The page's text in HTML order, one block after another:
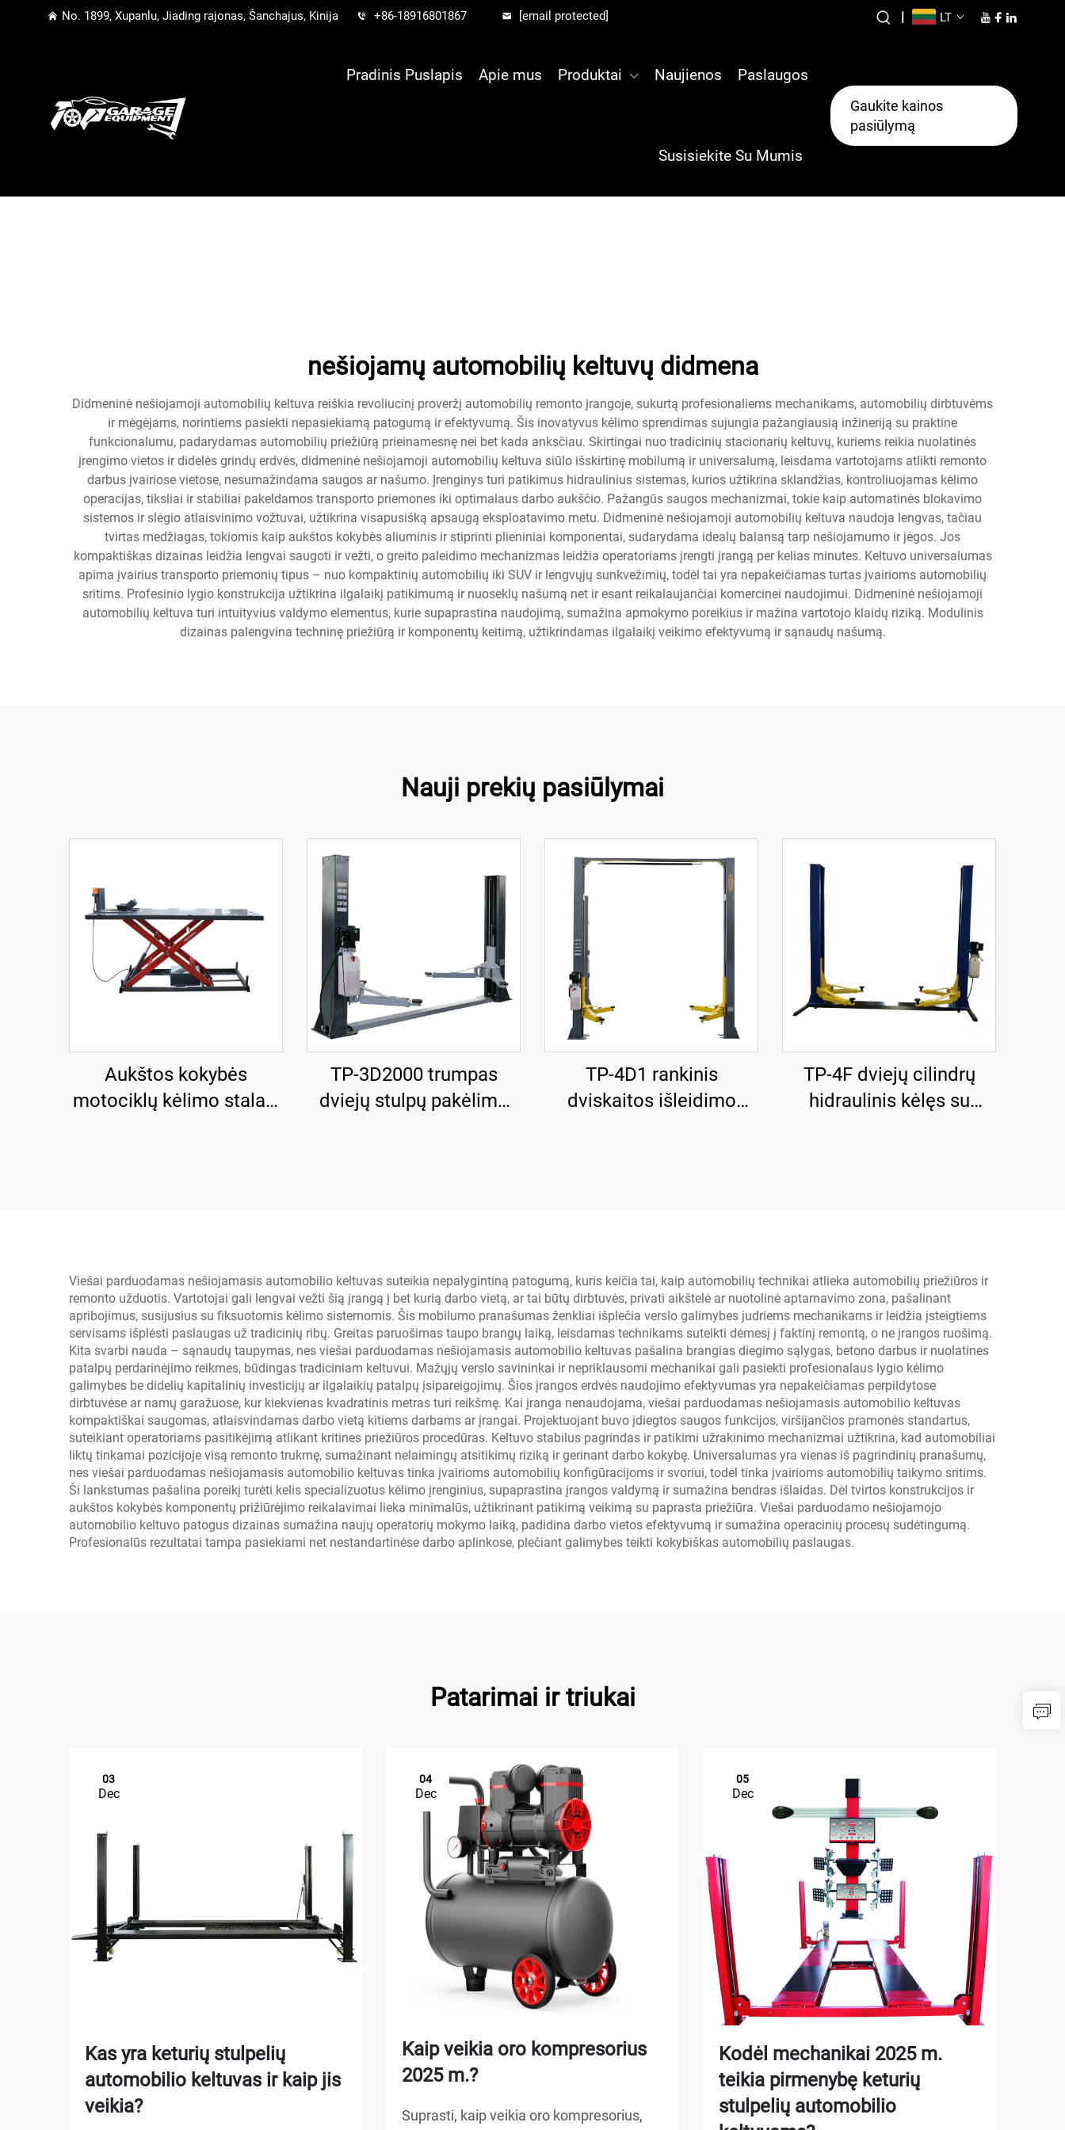
No. 1899, Xupanlu, Jiading rajonas, Šanchajus, Kinija +86-18916801867 [email protected] | LT
Pradinis Puslapis Apie mus Produktai Naujienos Paslaugos
Susisiekite Su Mumis
Gaukite kainos
pasiūlymą
nešiojamų automobilių keltuvų didmena
Didmeninė nešiojamoji automobilių keltuva reiškia revoliucinį proveržį automobilių remonto įrangoje, sukurtą profesionaliems mechanikams, automobilių dirbtuvėms
ir mėgėjams, norintiems pasiekti nepasiekiamą patogumą ir efektyvumą. Šis inovatyvus kėlimo sprendimas sujungia pažangiausią inžineriją su praktine
funkcionalumu, padarydamas automobilių priežiūrą prieinamesnę nei bet kada anksčiau. Skirtingai nuo tradicinių stacionarių keltuvų, kuriems reikia nuolatinės
įrengimo vietos ir didelės grindų erdvės, didmeninė nešiojamoji automobilių keltuva siūlo išskirtinę mobilumą ir universalumą, leisdama vartotojams atlikti remonto
darbus įvairiose vietose, nesumažindama saugos ar našumo. Įrenginys turi patikimus hidraulinius sistemas, kurios užtikrina sklandžias, kontroliuojamas kėlimo
operacijas, tiksliai ir stabiliai pakeldamos transporto priemones iki optimalaus darbo aukščio. Pažangūs saugos mechanizmai, tokie kaip automatinės blokavimo
sistemos ir slėgio atlaisvinimo vožtuvai, užtikrina visapusišką apsaugą eksploatavimo metu. Didmeninė nešiojamoji automobilių keltuva naudoja lengvas, tačiau
tvirtas medžiagas, tokiomis kaip aukštos kokybės aliuminis ir stiprinti plieniniai komponentai, sudarydama idealų balansą tarp nešiojamumo ir jėgos. Jos
kompaktiškas dizainas leidžia lengvai saugoti ir vežti, o greito paleidimo mechanizmas leidžia operatoriams įrengti įrangą per kelias minutes. Keltuvo universalumas
apima įvairius transporto priemonių tipus – nuo kompaktinių automobilių iki SUV ir lengvųjų sunkvežimių, todėl tai yra nepakeičiamas turtas įvairioms automobilių
sritims. Profesinio lygio konstrukcija užtikrina ilgalaikį patikimumą ir nuoseklų našumą net ir esant reikalaujančiai komercinei naudojimui. Didmeninė nešiojamoji
automobilių keltuva turi intuityvius valdymo elementus, kurie supaprastina naudojimą, sumažina apmokymo poreikius ir mažina vartotojo klaidų riziką. Modulinis
dizainas palengvina techninę priežiūrą ir komponentų keitimą, užtikrindamas ilgalaikį veikimo efektyvumą ir sąnaudų našumą.
Nauji prekių pasiūlymai
Aukštos kokybės
motociklų kėlimo stalas,
TP-3D2000 trumpas
dviejų stulpų pakėlimo
TP-4D1 rankinis
dviskaitos išleidimo
TP-4F dviejų cilindrų
hidraulinis kėlęs su
Viešai parduodamas nešiojamasis automobilio keltuvas suteikia nepalygintiną patogumą, kuris keičia tai, kaip automobilių technikai atlieka automobilių priežiūros ir
remonto užduotis. Vartotojai gali lengvai vežti šią įrangą į bet kurią darbo vietą, ar tai būtų dirbtuvės, privati aikštelė ar nuotolinė aptarnavimo zona, pašalinant
apribojimus, susijusius su fiksuotomis kėlimo sistemomis. Šis mobilumo pranašumas ženkliai išplečia verslo galimybes judriems mechanikams ir leidžia įsteigtiems
servisams išplėsti paslaugas už tradicinių ribų. Greitas paruošimas taupo brangų laiką, leisdamas technikams sutelkti dėmesį į faktinį remontą, o ne įrangos ruošimą.
Kita svarbi nauda – sąnaudų taupymas, nes viešai parduodamas nešiojamasis automobilio keltuvas pašalina brangias diegimo sąlygas, betono darbus ir nuolatines
patalpų perdarinėjimo reikmes, būdingas tradiciniam keltuvui. Mažųjų verslo savininkai ir nepriklausomi mechanikai gali pasiekti profesionalaus lygio kėlimo
galimybes be didelių kapitalinių investicijų ar ilgalaikių patalpų įsipareigojimų. Šios įrangos erdvės naudojimo efektyvumas yra nepakeičiamas perpildytose
dirbtuvėse ar namų garažuose, kur kiekvienas kvadratinis metras turi reikšmę. Kai įranga nenaudojama, viešai parduodamas nešiojamasis automobilio keltuvas
kompaktiškai saugomas, atlaisvindamas darbo vietą kitiems darbams ar įrangai. Projektuojant buvo įdiegtos saugos funkcijos, viršijančios pramonės standartus,
suteikiant operatoriams pasitikėjimą atlikant kritines priežiūros procedūras. Keltuvo stabilus pagrindas ir patikimi užrakinimo mechanizmai užtikrina, kad automobiliai
liktų tinkamai pozicijoje visą remonto trukmę, sumažinant nelaimingų atsitikimų riziką ir gerinant darbo kokybę. Universalumas yra vienas iš pagrindinių pranašumų,
nes viešai parduodamas nešiojamasis automobilio keltuvas tinka įvairioms automobilių konfigūracijoms ir svoriui, todėl tinka įvairioms automobilių taikymo sritims.
Ši lankstumas pašalina poreikį turėti kelis specializuotus kėlimo įrenginius, supaprastina įrangos valdymą ir sumažina bendras išlaidas. Dėl tvirtos konstrukcijos ir
aukštos kokybės komponentų prižiūrėjimo reikalavimai lieka minimalūs, užtikrinant patikimą veikimą su paprasta priežiūra. Viešai parduodamo nešiojamojo
automobilio keltuvo patogus dizainas sumažina naujų operatorių mokymo laiką, padidina darbo vietos efektyvumą ir sumažina operacinių procesų sudėtingumą.
Profesionalūs rezultatai tampa pasiekiami net nestandartinėse darbo aplinkose, plečiant galimybes teikti kokybiškas automobilių paslaugas.
Patarimai ir triukai
03
Dec
Kas yra keturių stulpelių
automobilio keltuvas ir kaip jis
veikia?
04
Dec
Kaip veikia oro kompresorius
2025 m.?
Suprasti, kaip veikia oro kompresorius,
05
Dec
Kodėl mechanikai 2025 m.
teikia pirmenybę keturių
stulpelių automobilio